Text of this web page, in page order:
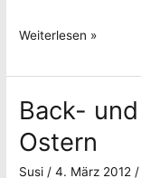
zum
Praktische
zum
Muttertag
Weiterlesen »
Back-
Ostern
Susi /4. März 2012 /